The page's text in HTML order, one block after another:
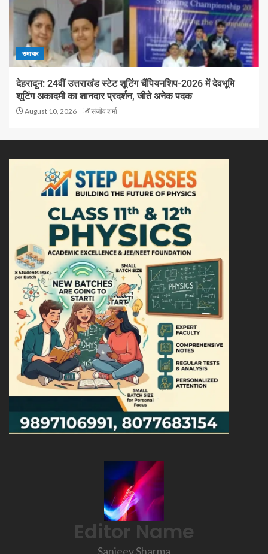
समाचार
देहरादून: 24वीं उत्तराखंड स्टेट शूटिंग चैंपियनशिप-2026 में देवभूमि
शूटिंग अकादमी का शानदार प्रदर्शन, जीते अनेक पदक
August 10, 2026 संजीव शर्मा
Editor Name
Sanjeev Sharma